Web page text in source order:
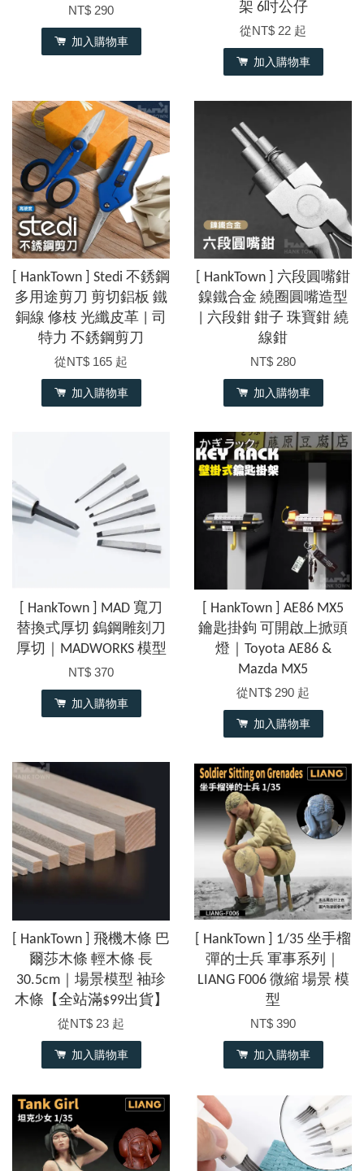
NT$ 290
加入購物車
架 6吋公仔
從NT$ 22 起
加入購物車
[ HankTown ] Stedi 不銹鋼
多用途剪刀 剪切鋁板 鐵
銅線 修枝 光纖皮革 | 司
特力 不銹鋼剪刀
從NT$ 165 起
加入購物車
[ HankTown ] 六段圓嘴鉗
鎳鐵合金 繞圈圓嘴造型
| 六段鉗 鉗子 珠寶鉗 繞
線鉗
NT$ 280
加入購物車
[ HankTown ] MAD 寬刀
替換式厚切 鎢鋼雕刻刀
厚切｜MADWORKS 模型
NT$ 370
加入購物車
[ HankTown ] AE86 MX5
鑰匙掛鉤 可開啟上掀頭
燈｜Toyota AE86 &
Mazda MX5
從NT$ 290 起
加入購物車
[ HankTown ] 飛機木條 巴
爾莎木條 輕木條 長
30.5cm｜場景模型 袖珍
木條【全站滿$99出貨】
從NT$ 23 起
加入購物車
[ HankTown ] 1/35 坐手榴
彈的士兵 軍事系列｜
LIANG F006 微縮 場景 模
型
NT$ 390
加入購物車